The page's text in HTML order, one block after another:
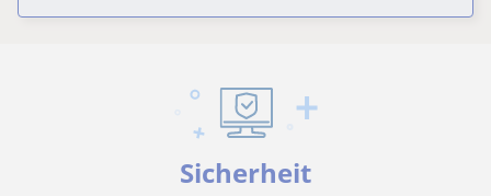
Sicherheit